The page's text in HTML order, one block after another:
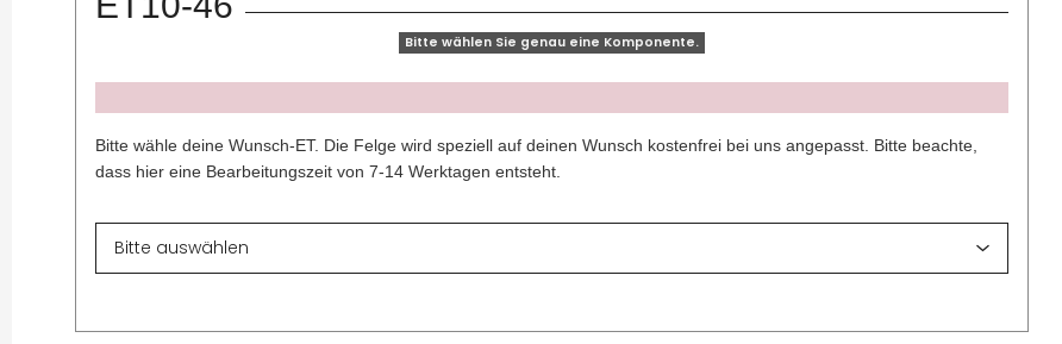
Bitte wählen Sie genau eine Komponente.
x
Bitte wähle deine Wunsch-ET. Die Felge wird speziell auf deinen Wunsch kostenfrei bei uns angepasst. Bitte beachte,
dass hier eine Bearbeitungszeit von 7-14 Werktagen entsteht.